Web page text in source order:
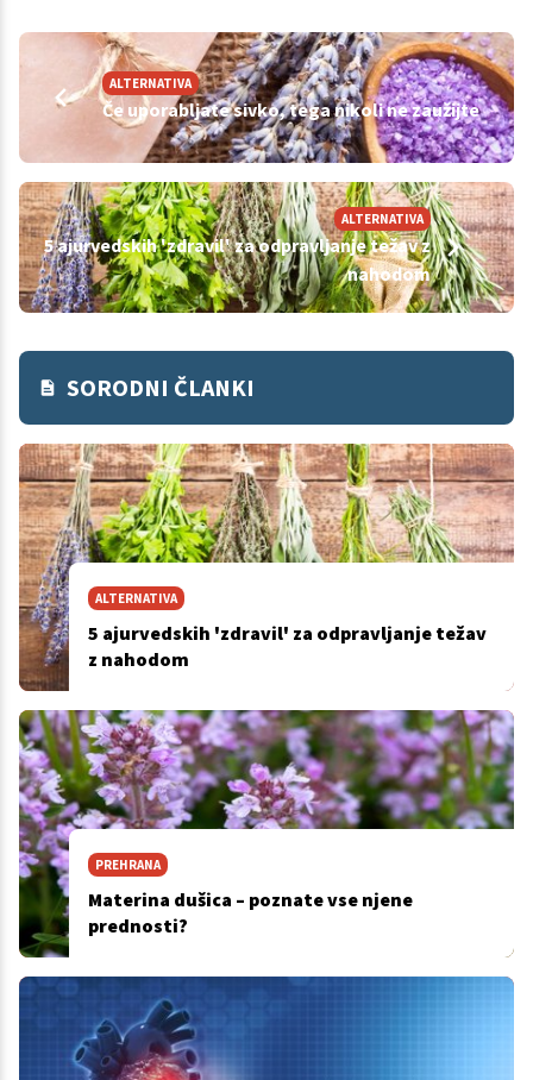
ALTERNATIVA
Če uporabljate sivko, tega nikoli ne zaužijte
ALTERNATIVA
5 ajurvedskih 'zdravil' za odpravljanje težav z
nahodom
SORODNI ČLANKI
ALTERNATIVA
5 ajurvedskih 'zdravil' za odpravljanje težav
z nahodom
PREHRANA
Materina dušica – poznate vse njene
prednosti?